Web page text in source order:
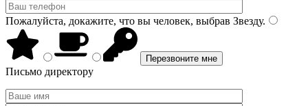
Пожалуйста, докажите, что вы человек, выбрав Звезду.
Письмо директору